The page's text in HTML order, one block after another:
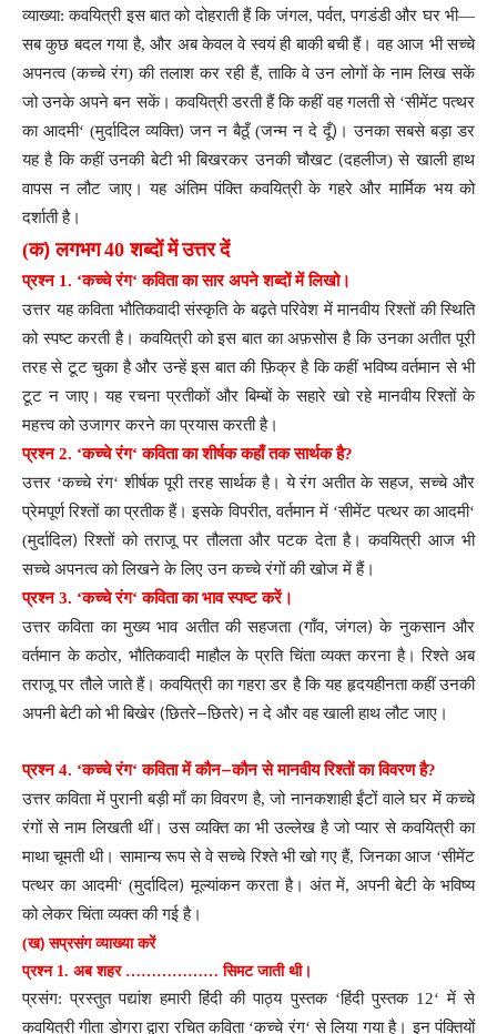
व्याख्या: कवयित्री इस बात को दोहराती हैं कि जंगल,पर्वत,पगडंडी और घर भी—
सब कुछ बदल गया है,और अब केवल वे स्वयं ही बाकी बची हैं। वह आज भी सच्चे
अपनत्व(कच्चे रंग)की तलाश कर रही हैं,ताकि वे उन लोगों के नाम लिख सकें
जो उनके अपने बन सकें। कवयित्री डरती हैं कि कहीं वह गलती से‘सीमेंट पत्थर
का आदमी‘ (मुर्दादिल व्यक्ति)जन न बैठूँ(जन्म न दे दूँ) । उनका सबसे बड़ा डर
यह है कि कहीं उनकी बेटी भी बिखरकर उनकी चौखट(दहलीज)से खाली हाथ
वापस न लौट जाए। यह अंतिम पंक्ति कवयित्री के गहरे और मार्मिक भय को
दर्शाती है।
(क)लगभग 40शब्दों में उत्तर दें
प्रश्न 1. ‘कच्चे रंग‘कविता का सार अपने शब्दों में लिखो।
उत्तर यह कविता भौतिकवादी संस्कृति के बढ़ते परिवेश में मानवीय रिश्तों की स्थिति
को स्पष्ट करती है। कवयित्री को इस बात का अफ़सोस है कि उनका अतीत पूरी
तरह से टूट चुका है और उन्हें इस बात की फ़िक्र है कि कहीं भविष्य वर्तमान से भी
टूट न जाए। यह रचना प्रतीकों और बिम्बों के सहारे खो रहे मानवीय रिश्तों के
महत्त्व को उजागर करने का प्रयास करती है।
प्रश्न 2. ‘कच्चे रंग‘कविता का शीर्षक कहाँ तक सार्थक है?
उत्तर ‘कच्चे रंग‘शीर्षक पूरी तरह सार्थक है। ये रंग अतीत के सहज,सच्चे और
प्रेमपूर्ण रिश्तों का प्रतीक हैं। इसके विपरीत,वर्तमान में ‘सीमेंट पत्थर का आदमी‘
(मुर्दादिल)रिश्तों को तराजू पर तौलता और पटक देता है। कवयित्री आज भी
सच्चे अपनत्व को लिखने के लिए उन कच्चे रंगों की खोज में हैं।
प्रश्न 3. ‘कच्चे रंग‘कविता का भाव स्पष्ट करें।
उत्तर कविता का मुख्य भाव अतीत की सहजता(गाँव,जंगल)के नुकसान और
वर्तमान के कठोर,भौतिकवादी माहौल के प्रति चिंता व्यक्त करना है। रिश्ते अब
तराजू पर तौले जाते हैं। कवयित्री का गहरा डर है कि यह हृदयहीनता कहीं उनकी
अपनी बेटी को भी बिखेर (छितरे–छितरे)न दे और वह खाली हाथ लौट जाए ।
प्रश्न 4. ‘कच्चे रंग‘कविता में कौन–कौन से मानवीय रिश्तों का विवरण है?
उत्तर कविता में पुरानी बड़ी माँ का विवरण है,जो नानकशाही ईंटों वाले घर में कच्चे
रंगों से नाम लिखती थीं। उस व्यक्ति का भी उल्लेख है जो प्यार से कवयित्री का
माथा चूमती थी। सामान्य रूप से वे सच्चे रिश्ते भी खो गए हैं,जिनका आज ‘सीमेंट
पत्थर का आदमी‘ (मुर्दादिल)मूल्यांकन करता है। अंत में, अपनी बेटी के भविष्य
को लेकर चिंता व्यक्त की गई है।
(ख)सप्रसंग व्याख्या करें
प्रश्न 1. अब शहर ……………… सिमट जाती थी।
प्रसंग: प्रस्तुत पद्यांश हमारी हिंदी की पाठ्य पुस्तक ‘हिंदी पुस्तक 12‘में से
कवयित्री गीता डोगरा द्वारा रचित कविता ‘कच्चे रंग‘से लिया गया है। इन पंक्तियों